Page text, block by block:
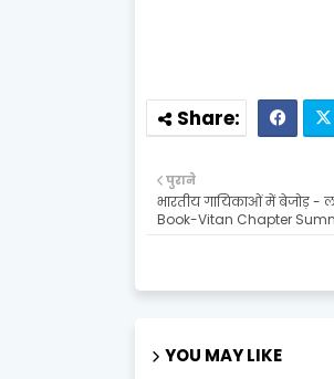
पुराने
भारतीय गायिकाओं में बेजोड़ -
Book-Vitan Chapter
YOU MAY LIKE